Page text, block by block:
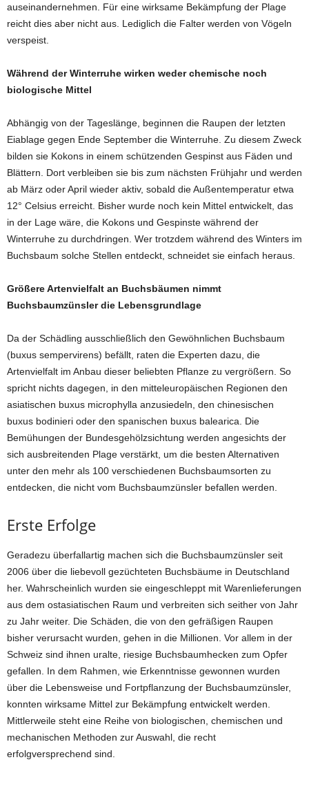
auseinandernehmen. Für eine wirksame Bekämpfung der Plage
reicht dies aber nicht aus. Lediglich die Falter werden von Vögeln
verspeist.
Während der Winterruhe wirken weder chemische noch
biologische Mittel
Abhängig von der Tageslänge, beginnen die Raupen der letzten
Eiablage gegen Ende September die Winterruhe. Zu diesem Zweck
bilden sie Kokons in einem schützenden Gespinst aus Fäden und
Blättern. Dort verbleiben sie bis zum nächsten Frühjahr und werden
ab März oder April wieder aktiv, sobald die Außentemperatur etwa
12° Celsius erreicht. Bisher wurde noch kein Mittel entwickelt, das
in der Lage wäre, die Kokons und Gespinste während der
Winterruhe zu durchdringen. Wer trotzdem während des Winters im
Buchsbaum solche Stellen entdeckt, schneidet sie einfach heraus.
Größere Artenvielfalt an Buchsbäumen nimmt
Buchsbaumzünsler die Lebensgrundlage
Da der Schädling ausschließlich den Gewöhnlichen Buchsbaum
(buxus sempervirens) befällt, raten die Experten dazu, die
Artenvielfalt im Anbau dieser beliebten Pflanze zu vergrößern. So
spricht nichts dagegen, in den mitteleuropäischen Regionen den
asiatischen buxus microphylla anzusiedeln, den chinesischen
buxus bodinieri oder den spanischen buxus balearica. Die
Bemühungen der Bundesgehölzsichtung werden angesichts der
sich ausbreitenden Plage verstärkt, um die besten Alternativen
unter den mehr als 100 verschiedenen Buchsbaumsorten zu
entdecken, die nicht vom Buchsbaumzünsler befallen werden.
Erste Erfolge
Geradezu überfallartig machen sich die Buchsbaumzünsler seit
2006 über die liebevoll gezüchteten Buchsbäume in Deutschland
her. Wahrscheinlich wurden sie eingeschleppt mit Warenlieferungen
aus dem ostasiatischen Raum und verbreiten sich seither von Jahr
zu Jahr weiter. Die Schäden, die von den gefräßigen Raupen
bisher verursacht wurden, gehen in die Millionen. Vor allem in der
Schweiz sind ihnen uralte, riesige Buchsbaumhecken zum Opfer
gefallen. In dem Rahmen, wie Erkenntnisse gewonnen wurden
über die Lebensweise und Fortpflanzung der Buchsbaumzünsler,
konnten wirksame Mittel zur Bekämpfung entwickelt werden.
Mittlerweile steht eine Reihe von biologischen, chemischen und
mechanischen Methoden zur Auswahl, die recht
erfolgversprechend sind.